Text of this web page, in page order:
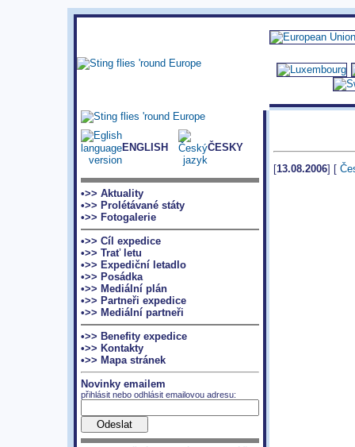
ENGLISH ČESKY
•>> Aktuality
•>> Prolétávané státy
•>> Fotogalerie
•>> Cíl expedice
•>> Trať letu
•>> Expediční letadlo
•>> Posádka
•>> Mediální plán
•>> Partneři expedice
•>> Mediální partneři
•>> Benefity expedice
•>> Kontakty
•>> Mapa stránek
Novinky emailem
přihlásit nebo odhlásit emailovou adresu:
[13.08.2006] [